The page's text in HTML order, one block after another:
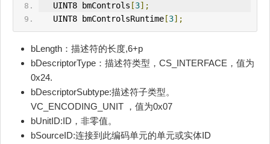
   UINT8 bmControls
[3];
   UINT8 bmControlsRuntime
[3];
bLength：描述符的长度,6+p
bDescriptorType：描述符类型，CS_INTERFACE，值为
0x24.
bDescriptorSubtype:描述符子类型。
VC_ENCODING_UNIT ，值为0x07
bUnitID:ID，非零值。
bSourceID:连接到此编码单元的单元或实体ID